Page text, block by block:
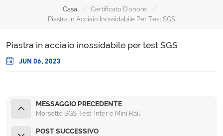
Casa / Certificato D'onore
/
Piastra In Acciaio Inossidabile Per Test SGS
Piastra in acciaio inossidabile per test SGS
JUN 06, 2023
MESSAGGIO PRECEDENTE
Morsetto SGS Test-Inter e Mini Rail
POST SUCCESSIVO